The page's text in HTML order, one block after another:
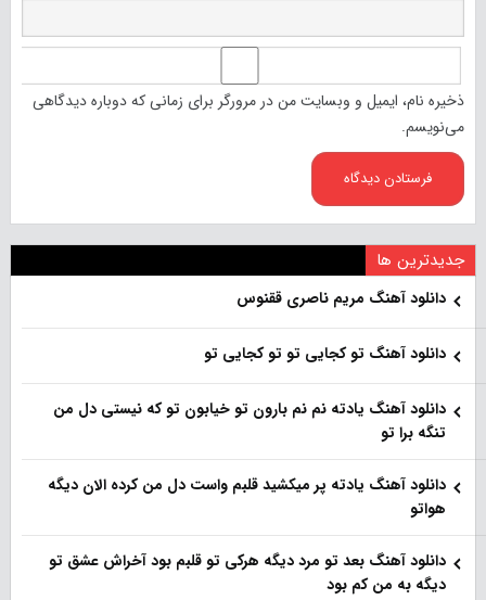
ذخیره نام، ایمیل و وبسایت من در مرورگر برای زمانی که دوباره دیدگاهی
می‌نویسم.
جدیدترین ها
دانلود آهنگ مریم ناصری ققنوس
دانلود آهنگ تو کجایی تو تو کجایی تو
دانلود آهنگ یادته نم نم بارون تو خیابون تو که نیستی دل من
تنگه برا تو
دانلود آهنگ یادته پر میکشید قلبم واست دل من کرده الان دیگه
هواتو
دانلود آهنگ بعد تو مرد دیگه هرکی تو قلبم بود آخراش عشق تو
دیگه به من کم بود